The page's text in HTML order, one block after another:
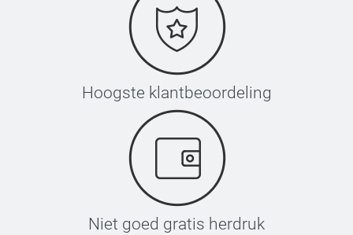
Hoogste klantbeoordeling
Niet goed gratis herdruk